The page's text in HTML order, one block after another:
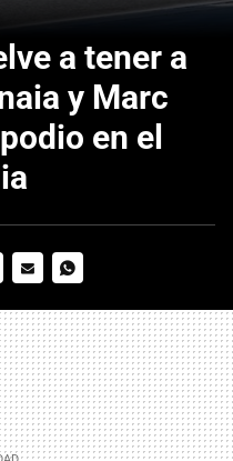
a tener a
y Marc
en el
MAIL